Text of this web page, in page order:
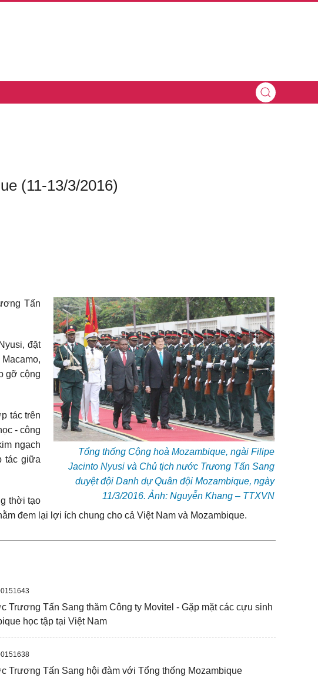
(11-13/3/2016)
Tổng thống Cộng hoà Mozambique, ngài Filipe
Jacinto Nyusi và Chủ tịch nước Trương Tấn Sang
duyệt đội Danh dự Quân đội Mozambique, ngày
11/3/2016. Ảnh: Nguyễn Khang – TTXVN
Tấn
đặt
gỡ cộng
tác trên
- công
ngạch
tác giữa
thời tạo
đem lại lợi ích chung cho cả Việt Nam và Mozambique.
Trương Tấn Sang thăm Công ty Movitel - Gặp mặt các cựu sinh
học tập tại Việt Nam
Trương Tấn Sang hội đàm với Tổng thống Mozambique